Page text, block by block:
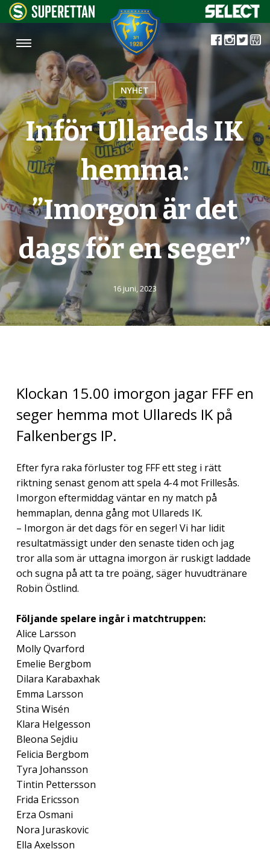
NYHET
Inför Ullareds IK
hemma:
”Imorgon är det
dags för en seger”
16 juni, 2023
Klockan 15.00 imorgon jagar FFF en
seger hemma mot Ullareds IK på
Falkenbergs IP.
Efter fyra raka förluster tog FFF ett steg i rätt
riktning senast genom att spela 4-4 mot Frillesås.
Imorgon eftermiddag väntar en ny match på
hemmaplan, denna gång mot Ullareds IK.
– Imorgon är det dags för en seger! Vi har lidit
resultatmässigt under den senaste tiden och jag
tror alla som är uttagna imorgon är ruskigt laddade
och sugna på att ta tre poäng, säger huvudtränare
Robin Östlind.
Följande spelare ingår i matchtruppen:
Alice Larsson
Molly Qvarford
Emelie Bergbom
Dilara Karabaxhak
Emma Larsson
Stina Wisén
Klara Helgesson
Bleona Sejdiu
Felicia Bergbom
Tyra Johansson
Tintin Pettersson
Frida Ericsson
Erza Osmani
Nora Juraskovic
Ella Axelsson